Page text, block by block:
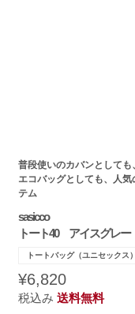
普段使いのカバンとしても
エコバッグとしても、人気
テム
sasicco
トート40 アイスグレー
トートバッグ（ユニセックス）
¥6,820
税込み送料無料